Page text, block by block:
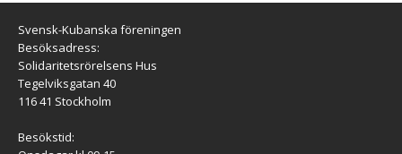
Svensk-Kubanska föreningen
Besöksadress:
Solidaritetsrörelsens Hus
Tegelviksgatan 40
116 41 Stockholm
Besökstid: